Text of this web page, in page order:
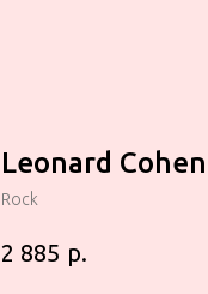
Leonard
Rock
2 885 р.